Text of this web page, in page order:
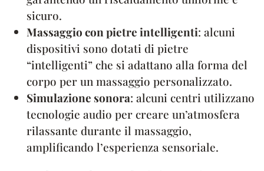
sicuro.
Massaggio con pietre intelligenti: alcuni
dispositivi sono dotati di pietre
“intelligenti” che si adattano alla forma del
corpo per un massaggio personalizzato.
Simulazione sonora: alcuni centri utilizzano
tecnologie audio per creare un’atmosfera
rilassante durante il massaggio,
amplificando l’esperienza sensoriale.